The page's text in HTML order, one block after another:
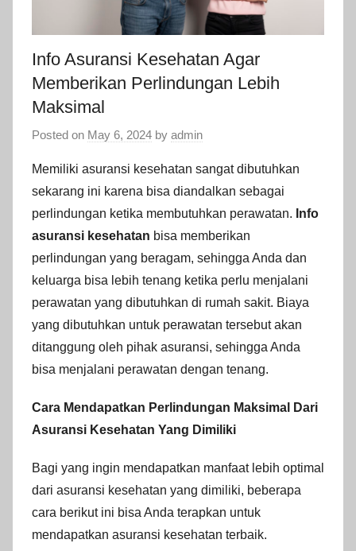
Info Asuransi Kesehatan Agar
Memberikan Perlindungan Lebih
Maksimal
Posted on May 6, 2024 by admin
Memiliki asuransi kesehatan sangat dibutuhkan
sekarang ini karena bisa diandalkan sebagai
perlindungan ketika membutuhkan perawatan. Info
asuransi kesehatan bisa memberikan
perlindungan yang beragam, sehingga Anda dan
keluarga bisa lebih tenang ketika perlu menjalani
perawatan yang dibutuhkan di rumah sakit. Biaya
yang dibutuhkan untuk perawatan tersebut akan
ditanggung oleh pihak asuransi, sehingga Anda
bisa menjalani perawatan dengan tenang.
Cara Mendapatkan Perlindungan Maksimal Dari
Asuransi Kesehatan Yang Dimiliki
Bagi yang ingin mendapatkan manfaat lebih optimal
dari asuransi kesehatan yang dimiliki, beberapa
cara berikut ini bisa Anda terapkan untuk
mendapatkan asuransi kesehatan terbaik.